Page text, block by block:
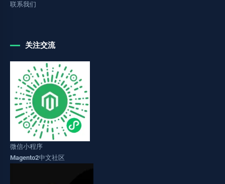
联系我们
关注交流
微信小程序
Magento2中文社区